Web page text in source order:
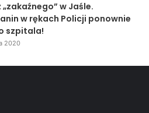
„zakaźnego” w Jaśle.
w rękach Policji ponownie
szpitala!
2020